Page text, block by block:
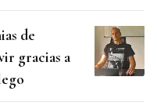
de
gracias a